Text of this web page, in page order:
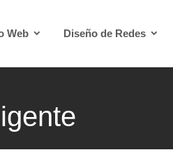
Web Diseño de Redes